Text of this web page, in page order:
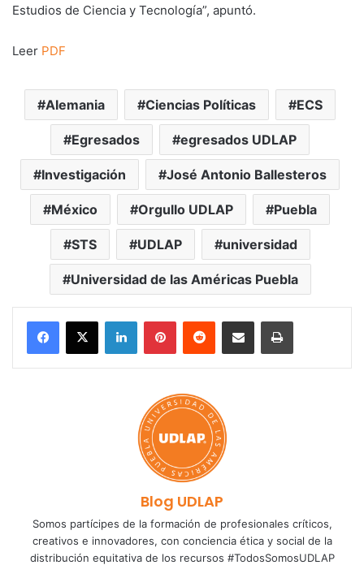
Estudios de Ciencia y Tecnología”, apuntó.
Leer PDF
Alemania Ciencias Políticas ECS
Egresados egresados UDLAP
Investigación José Antonio Ballesteros
México Orgullo UDLAP Puebla
STS UDLAP universidad
Universidad de las Américas Puebla
LinkedInPinterestReddit Share via Email Print
Blog UDLAP
Somos partícipes de la formación de profesionales críticos,
creativos e innovadores, con conciencia ética y social de la
distribución equitativa de los recursos #TodosSomosUDLAP